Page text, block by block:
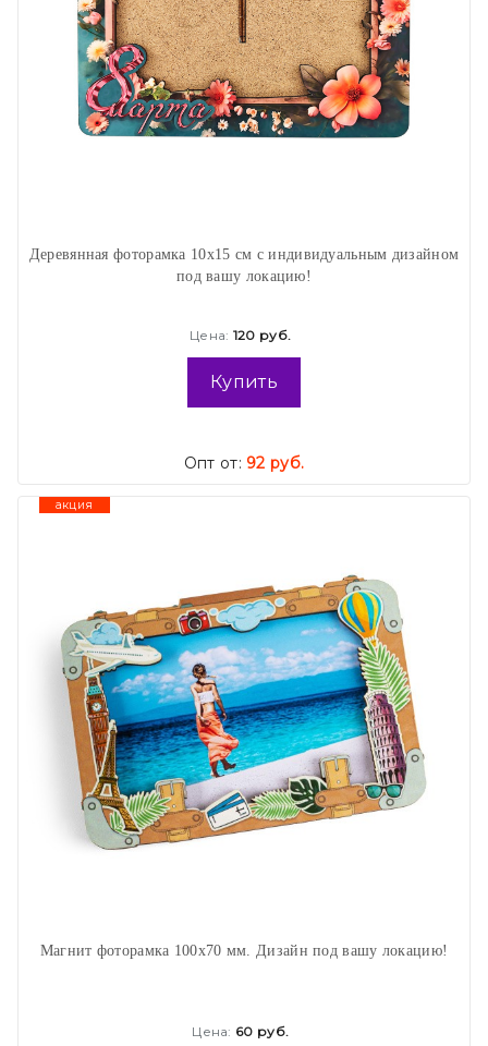
Деревянная фоторамка 10х15 см с индивидуальным дизайном
под вашу локацию!
Цена: 120 руб.
Купить
Опт от: 92 руб.
акция
Магнит фоторамка 100х70 мм. Дизайн под вашу локацию!
Цена: 60 руб.